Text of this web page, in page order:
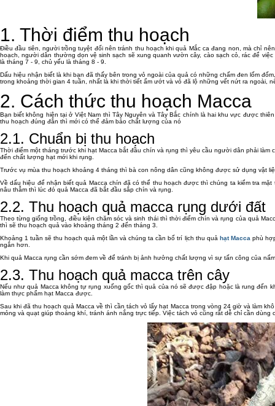
1. Thời điểm thu hoạch
Điều đầu tiên, người trồng tuyệt đối nên tránh thu hoạch khi quả Mắc ca đang non, mà chỉ
hoạch, người dân thường dọn vệ sinh sạch sẽ xung quanh vườn cây, cào sạch cỏ, rác để
là tháng 7 - 9, chủ yếu là tháng 8 - 9.
Dấu hiệu nhận biết là khi bạn đã thấy bên trong vỏ ngoài của quả có những chấm đen lốm
trong khoảng thời gian 4 tuần, nhất là khi thời tiết ẩm ướt và vỏ đã lộ những vết nứt ra ngoài,
2. Cách thức thu hoạch Macca
Bạn biết không hiện tại ở Việt Nam thì Tây Nguyên và Tây Bắc chính là hai khu vực được
thu hoạch đúng đắn thì mới có thể đảm bảo chất lượng của nó
2.1. Chuẩn bị thu hoạch
Thời điểm một tháng trước khi hạt Macca bắt đầu chín và rụng thì yêu cầu người dân phải
đến chất lượng hạt mới khi rụng.
Trước vụ mùa thu hoạch khoảng 4 tháng thì bà con nông dân cũng không được sử dụng vật
Về dấu hiệu để nhận biết quả Macca chín đã có thể thu hoạch được thì chúng ta kiểm tra
nâu thẫm thì lúc đó quả Macca đã bắt đầu sắp chín và rụng.
2.2. Thu hoạch quả macca rụng dưới đất
Theo từng giống trồng, điều kiện chăm sóc và sinh thái thì thời điểm chín và rụng của quả
thì sẽ thu hoạch quả vào khoảng tháng 2 đến tháng 3.
Khoảng 1 tuần sẽ thu hoạch quả một lần và chúng ta cần bố trí lịch thu quả hạt Macca phù
ngắn hơn.
Khi quả Macca rụng cần sớm đem về để tránh bị ảnh hưởng chất lượng vì sự tấn công của
2.3. Thu hoạch quả macca trên cây
Nếu như quả Macca không tự rụng xuống gốc thì quả của nó sẽ được đập hoặc là rung đến
làm thực phẩm hạt Macca được.
Sau khi đã thu hoạch quả Macca về thì cần tách vỏ lấy hạt Macca trong vòng 24 giờ và làm
mỏng và quạt giúp thoáng khí, tránh ánh nắng trực tiếp. Việc tách vỏ cũng rất dễ chỉ cần